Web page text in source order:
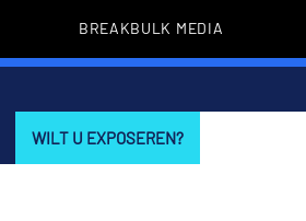
BREAKBULK MEDIA
WILT U EXPOSEREN?